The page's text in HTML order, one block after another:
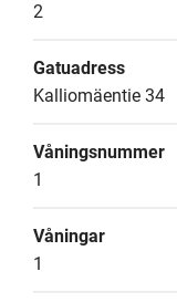
2
Gatuadress
Kalliomäentie 34
Våningsnummer
1
Våningar
1